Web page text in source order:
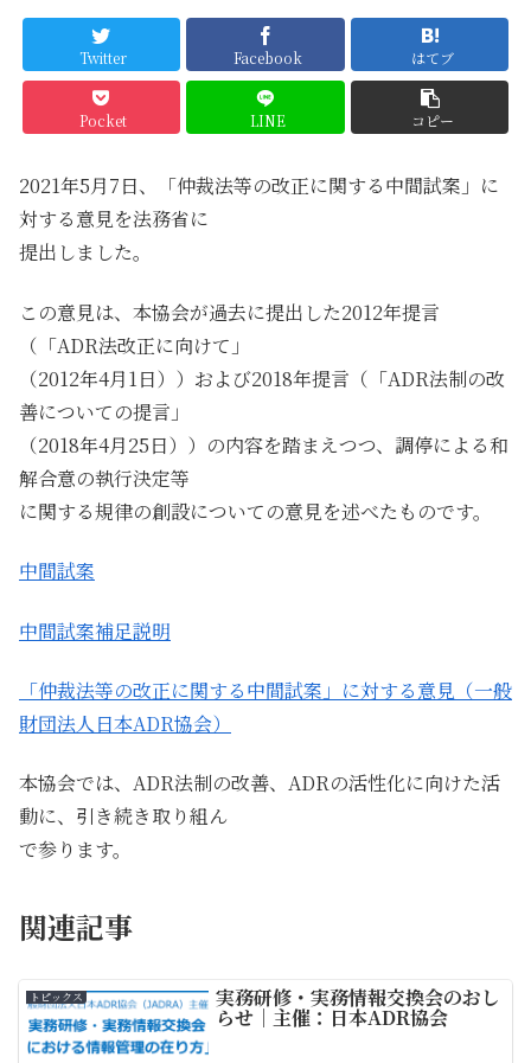
Twitter Facebook はてブ
Pocket LINE コピー
2021年5月7日、「仲裁法等の改正に関する中間試案」に
対する意見を法務省に
提出しました。
この意見は、本協会が過去に提出した2012年提言
（「ADR法改正に向けて」
（2012年4月1日））および2018年提言（「ADR法制の改
善についての提言」
（2018年4月25日））の内容を踏まえつつ、調停による和
解合意の執行決定等
に関する規律の創設についての意見を述べたものです。
中間試案
中間試案補足説明
「仲裁法等の改正に関する中間試案」に対する意見（一般
財団法人日本ADR協会）
本協会では、ADR法制の改善、ADRの活性化に向けた活
動に、引き続き取り組ん
で参ります。
関連記事
トピックス 実務研修・実務情報交換会のおし
らせ｜主催：日本ADR協会